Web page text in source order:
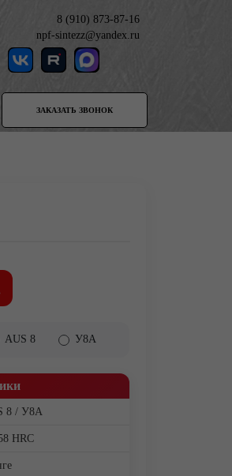
8 (910) 873-87-16
npf-sintezz@yandex.ru
ЗАКАЗАТЬ ЗВОНОК
AUS 8 У8А
8 / У8А
HRC